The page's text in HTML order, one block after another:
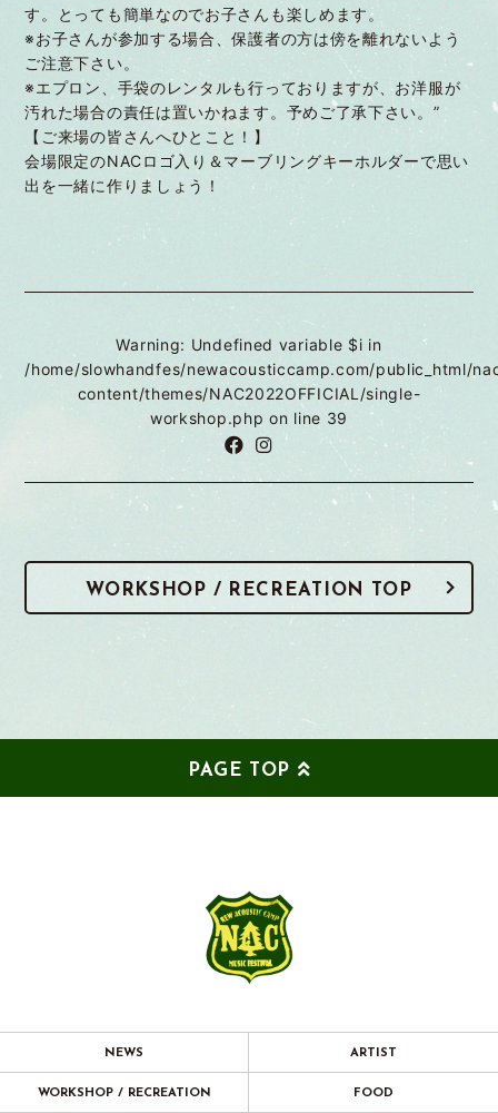
す。とっても簡単なのでお子さんも楽しめます。
※お子さんが参加する場合、保護者の方は傍を離れないよう
ご注意下さい。
※エプロン、手袋のレンタルも行っておりますが、お洋服が
汚れた場合の責任は置いかねます。予めご了承下さい。”
【ご来場の皆さんへひとこと！】
会場限定のNACロゴ入り＆マーブリングキーホルダーで思い
出を一緒に作りましょう！
Warning: Undefined variable $i in
/home/slowhandfes/newacousticcamp.com/public_html/
content/themes/NAC2022OFFICIAL/single-
workshop.php on line 39
WORKSHOP / RECREATION TOP
PAGE TOP
NEWS ARTIST
WORKSHOP / RECREATION FOOD